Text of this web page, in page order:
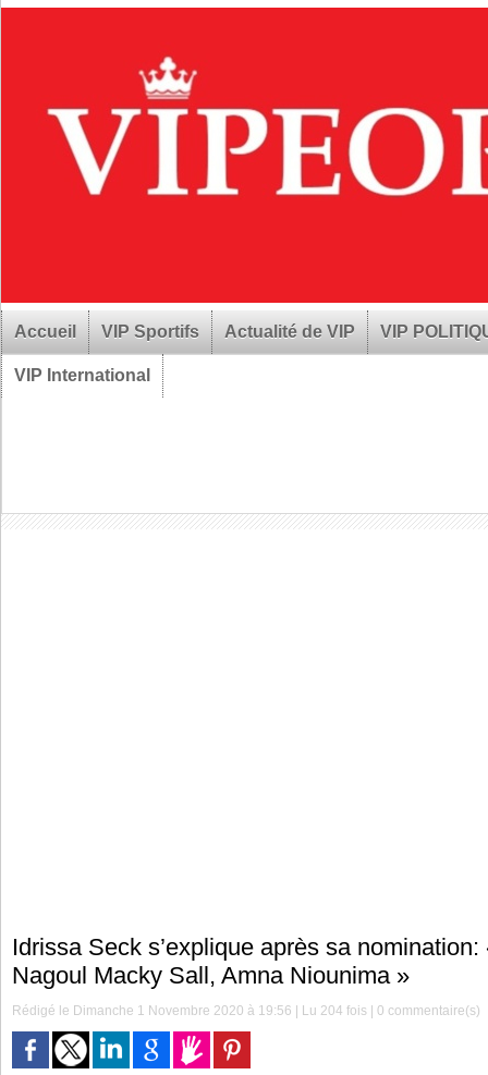
Accueil VIP Sportifs Actualité de VIP VIP
VIP International
Idrissa Seck s’explique après sa nomination:
Nagoul Macky Sall, Amna Niounima »
Rédigé le Dimanche 1 Novembre 2020 à 19:56 | Lu 204 fois |0 commentaire(s)